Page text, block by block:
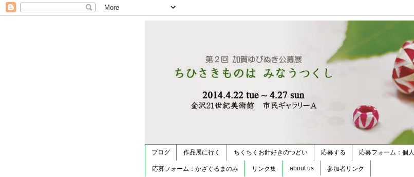
ブログ 作品展に行く ちくちくお針好きのつどい 応募する 応募フォーム：個人
応募フォーム：かざぐるまのみ リンク集 about us 参加者リンク